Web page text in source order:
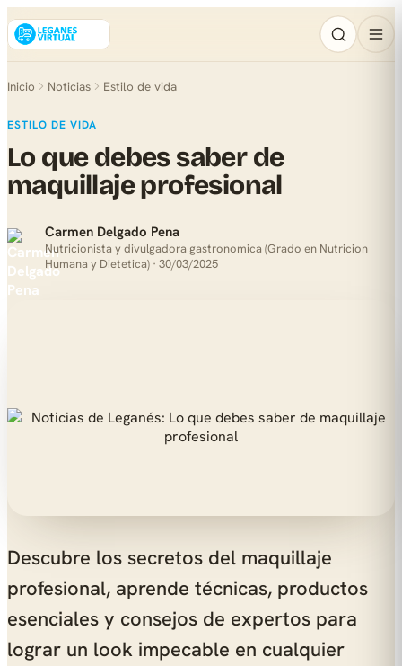
Inicio Noticias Estilo de vida
ESTILO DE VIDA
Lo que debes saber de
maquillaje profesional
Carmen Delgado Pena
Nutricionista y divulgadora gastronomica (Grado en Nutricion
Humana y Dietetica) · 30/03/2025
Descubre los secretos del maquillaje
profesional, aprende técnicas, productos
esenciales y consejos de expertos para
lograr un look impecable en cualquier